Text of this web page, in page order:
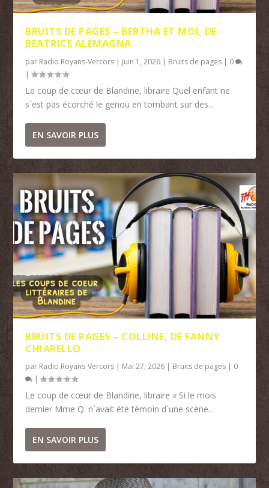
BRUITS DE PAGES – BERTHA ET MOI, DE
BEATRICE ALEMAGNA
par Radio Royans-Vercors | Juin 1, 2026 | Bruits de pages | 0
|
Le coup de cœur de Blandine, libraire Quel enfant ne
s`est pas écorché le genou en tombant sur des...
EN SAVOIR PLUS
BRUITS DE PAGES – COLLINE, DE FANNY
CHIARELLO
par Radio Royans-Vercors | Mai 27, 2026 | Bruits de pages | 0
|
Le coup de cœur de Blandine, libraire « Si le mois
dernier Mme Q. n`avait été témoin d`une scène...
EN SAVOIR PLUS